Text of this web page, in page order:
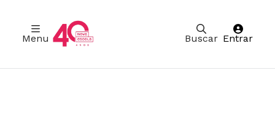
Buscar
Menu Entrar